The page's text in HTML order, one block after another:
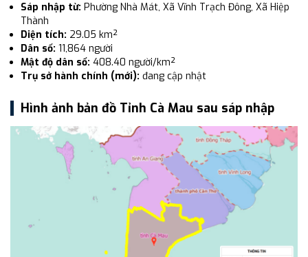
Sáp nhập từ: Phường Nhà Mát, Xã Vĩnh Trạch Đông, Xã Hiệp
Thành
Diện tích: 29.05 km²
Dân số: 11,864 người
Mật độ dân số: 408.40 người/km²
Trụ sở hành chính (mới): đang cập nhật
Hình ảnh bản đồ Tỉnh Cà Mau sau sáp nhập